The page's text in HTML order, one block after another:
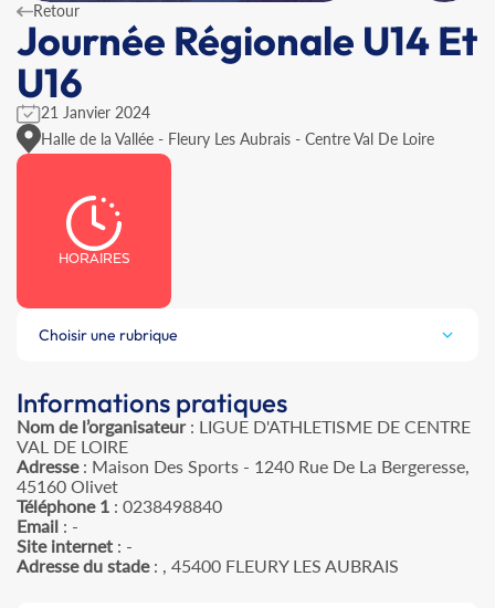
Retour
Journée Régionale U14 Et
U16
21 Janvier 2024
Halle de la Vallée - Fleury Les Aubrais - Centre Val De Loire
HORAIRES
Choisir une rubrique
Informations pratiques
Nom de l’organisateur: LIGUE D'ATHLETISME DE CENTRE
VAL DE LOIRE
Adresse: Maison Des Sports - 1240 Rue De La Bergeresse,
45160 Olivet
Téléphone 1 : 0238498840
Email : -
Site internet : -
Adresse du stade: , 45400 FLEURY LES AUBRAIS